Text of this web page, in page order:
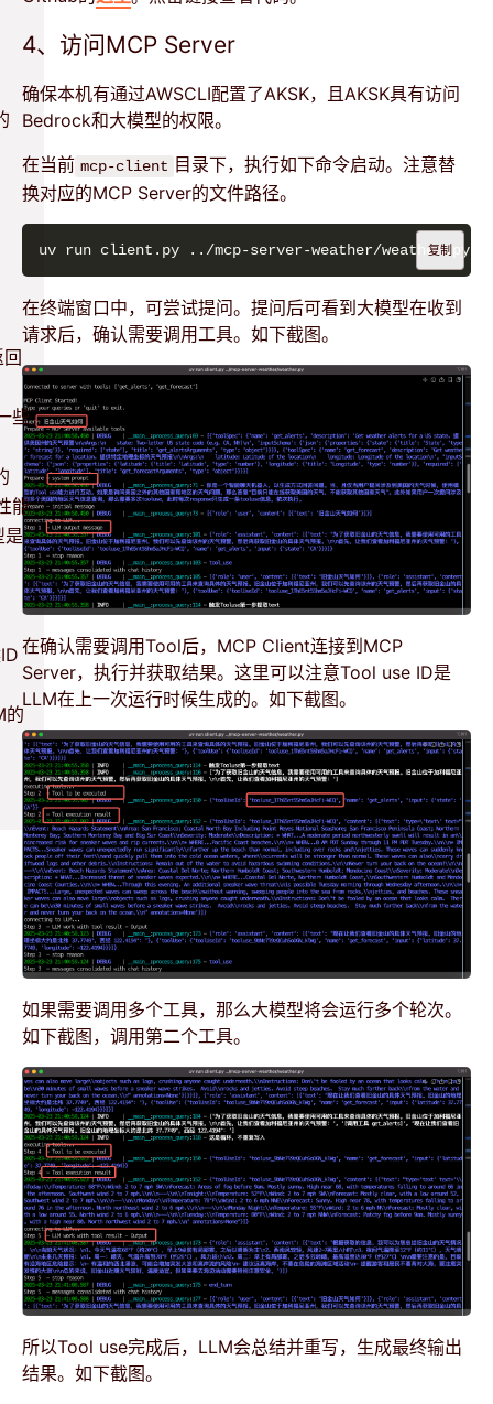
些
能
是
的
4、访问MCP Server
确保本机有通过AWSCLI配置了AKSK，且AKSK具有访问
Bedrock和大模型的权限。
在当前 mcp-client 目录下，执行如下命令启动。注意替
换对应的MCP Server的文件路径。
复制
在终端窗口中，可尝试提问。提问后可看到大模型在收到
请求后，确认需要调用工具。如下截图。
在确认需要调用Tool后，MCP Client连接到MCP
Server，执行并获取结果。这里可以注意Tool use ID是
LLM在上一次运行时候生成的。如下截图。
如果需要调用多个工具，那么大模型将会运行多个轮次。
如下截图，调用第二个工具。
所以Tool use完成后，LLM会总结并重写，生成最终输出
结果。如下截图。